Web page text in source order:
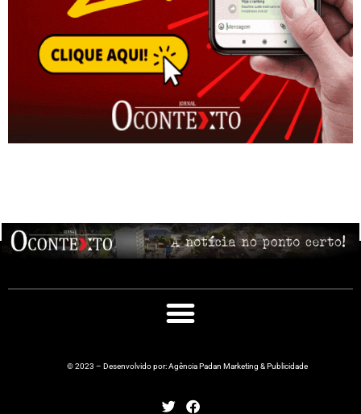
© 2023 – Desenvolvido por: Agência Padan Marketing & Publicidade